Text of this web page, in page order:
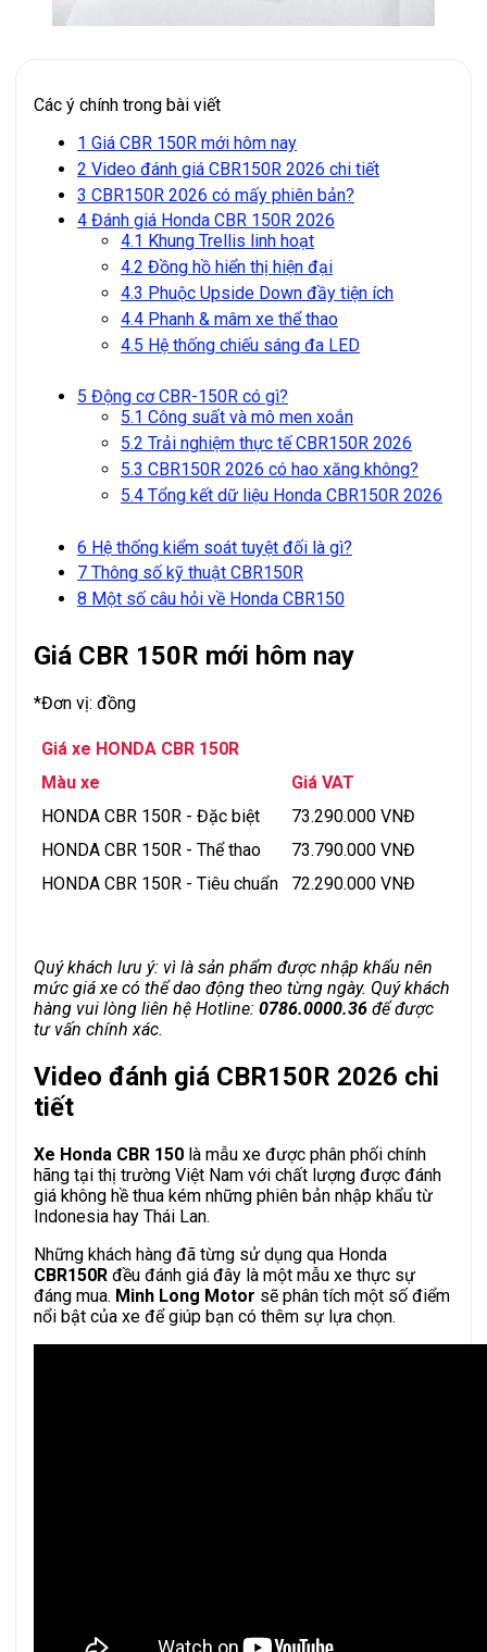
Các ý chính trong bài viết
1 Giá CBR 150R mới hôm nay
2 Video đánh giá CBR150R 2026 chi tiết
3 CBR150R 2026 có mấy phiên bản?
4 Đánh giá Honda CBR 150R 2026
4.1 Khung Trellis linh hoạt
4.2 Đồng hồ hiển thị hiện đại
4.3 Phuộc Upside Down đầy tiện ích
4.4 Phanh & mâm xe thể thao
4.5 Hệ thống chiếu sáng đa LED
5 Động cơ CBR-150R có gì?
5.1 Công suất và mô men xoắn
5.2 Trải nghiệm thực tế CBR150R 2026
5.3 CBR150R 2026 có hao xăng không?
5.4 Tổng kết dữ liệu Honda CBR150R 2026
6 Hệ thống kiểm soát tuyệt đối là gì?
7 Thông số kỹ thuật CBR150R
8 Một số câu hỏi về Honda CBR150
Giá CBR 150R mới hôm nay
*Đơn vị: đồng
Giá xe HONDA CBR 150R
Màu xe
Giá VAT
HONDA CBR 150R - Đặc biệt
73.290.000 VNĐ
HONDA CBR 150R - Thể thao
73.790.000 VNĐ
HONDA CBR 150R - Tiêu chuẩn
72.290.000 VNĐ
Quý khách lưu ý: vì là sản phẩm được nhập khẩu nên
mức giá xe có thể dao động theo từng ngày. Quý khách
hàng vui lòng liên hệ Hotline: 0786.0000.36 để được
tư vấn chính xác.
Video đánh giá CBR150R 2026 chi
tiết
Xe Honda CBR 150 là mẫu xe được phân phối chính
hãng tại thị trường Việt Nam với chất lượng được đánh
giá không hề thua kém những phiên bản nhập khẩu từ
Indonesia hay Thái Lan.
Những khách hàng đã từng sử dụng qua Honda
CBR150R đều đánh giá đây là một mẫu xe thực sự
đáng mua. Minh Long Motor sẽ phân tích một số điểm
nổi bật của xe để giúp bạn có thêm sự lựa chọn.